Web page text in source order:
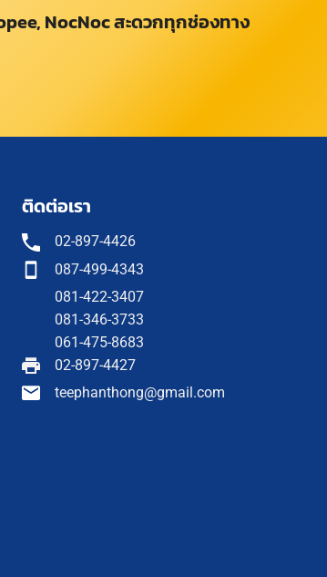
NocNoc สะดวกทุกช่องทาง
ติดต่อเรา
02-897-4426
087-499-4343
081-422-3407
081-346-3733
061-475-8683
02-897-4427
teephanthong@gmail.com